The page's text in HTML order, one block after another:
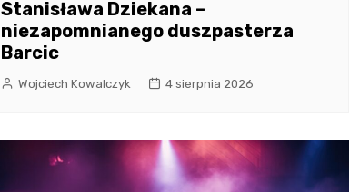
Stanisława Dziekana –
niezapomnianego duszpasterza
Barcic
Wojciech Kowalczyk 4 sierpnia 2026